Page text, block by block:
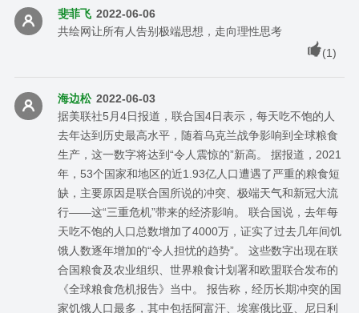
斐菲飞 2022-06-06
共绘网让所有人告别极端思想，走向理性思考
(1)
海边松 2022-06-03
据美联社5月4日报道，联合国4日表示，每天吃不饱的人
去年达到历史最高水平，随着乌克兰战争影响到全球粮食
生产，这一数字将达到“令人震惊的”新高。 据报道，2021
年，53个国家和地区的近1.93亿人口遭遇了严重的粮食短
缺，主要原因是联合国所说的冲突、极端天气和新冠大流
行——这“三重危机”带来的经济影响。 联合国说，去年每
天吃不饱的人口总数增加了4000万，证实了过去几年间饥
饿人数逐年增加的“令人担忧的趋势”。 这些数字出现在联
合国粮食及农业组织、世界粮食计划署和欧盟联合发布的
《全球粮食危机报告》当中。 报告称，经历长期冲突的国
家饥饿人口最多，其中包括阿富汗、埃塞俄比亚、尼日利